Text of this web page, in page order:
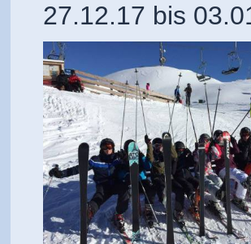
27.12.17 bis